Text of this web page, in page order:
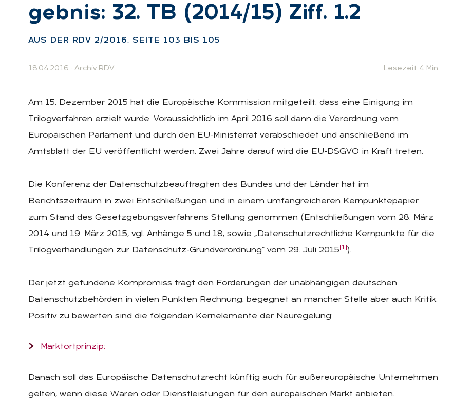
geb­nis: 32. TB (2014/15) Ziff. 1.2
AUS DER RDV 2/2016, SEI­TE 103 BIS 105
18.04.2016 · Archiv RDV Lesezeit 4 Min.
Am 15. Dezember 2015 hat die Europäische Kommission mitgeteilt, dass eine Einigung im
Trilogverfahren erzielt wurde. Voraussichtlich im April 2016 soll dann die Verordnung vom
Europäischen Parlament und durch den EU-Ministerrat verabschiedet und anschließend im
Amtsblatt der EU veröffentlicht werden. Zwei Jahre darauf wird die EU-DSGVO in Kraft treten.
Die Konferenz der Datenschutzbeauftragten des Bundes und der Länder hat im
Berichtszeitraum in zwei Entschließungen und in einem umfangreicheren Kernpunktepapier
zum Stand des Gesetzgebungsverfahrens Stellung genommen (Entschließungen vom 28. März
2014 und 19. März 2015, vgl. Anhänge 5 und 18, sowie „Datenschutzrechtliche Kernpunkte für die
Trilogverhandlungen zur Datenschutz-Grundverordnung“ vom 29. Juli 2015 [1] ).
Der jetzt gefundene Kompromiss trägt den Forderungen der unabhängigen deutschen
Datenschutzbehörden in vielen Punkten Rechnung, begegnet an mancher Stelle aber auch Kritik.
Positiv zu bewerten sind die folgenden Kernelemente der Neuregelung:
Marktortprinzip:
Danach soll das Europäische Datenschutzrecht künftig auch für außereuropäische Unternehmen
gelten, wenn diese Waren oder Dienstleistungen für den europäischen Markt anbieten.